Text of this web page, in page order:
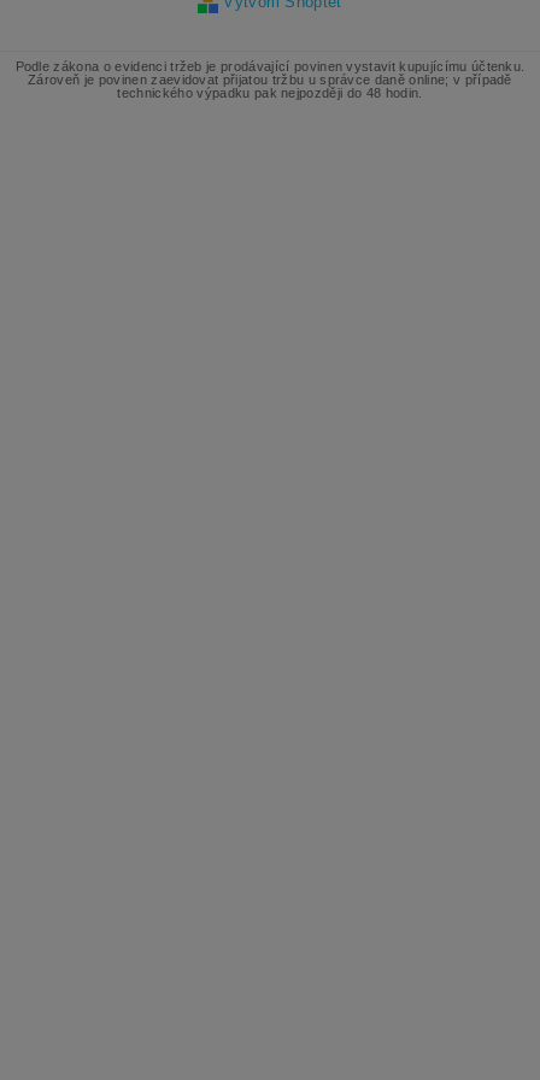
Podle zákona o evidenci tržeb je prodávající povinen vystavit kupujícímu účtenku.
Zároveň je povinen zaevidovat přijatou tržbu u správce daně online; v případě
technického výpadku pak nejpozději do 48 hodin.